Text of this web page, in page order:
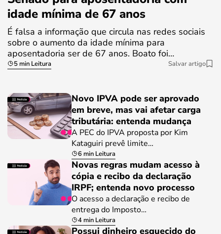
idade mínima de 67 anos
É falsa a informação que circula nas redes sociais
sobre o aumento da idade mínima para
aposentadoria ser de 67 anos. Boato foi…
5 min Leitura Salvar artigo
Novo IPVA pode ser aprovado
em breve, mas vai afetar carga
tributária: entenda mudança
A PEC do IPVA proposta por Kim
Kataguiri prevê limite…
6 min Leitura
Novas regras mudam acesso à
cópia e recibo da declaração
IRPF; entenda novo processo
O acesso a declaração e recibo de
entrega do Imposto…
4 min Leitura
Possui dinheiro esquecido do